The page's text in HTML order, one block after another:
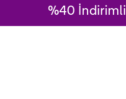
%40 İndirimli